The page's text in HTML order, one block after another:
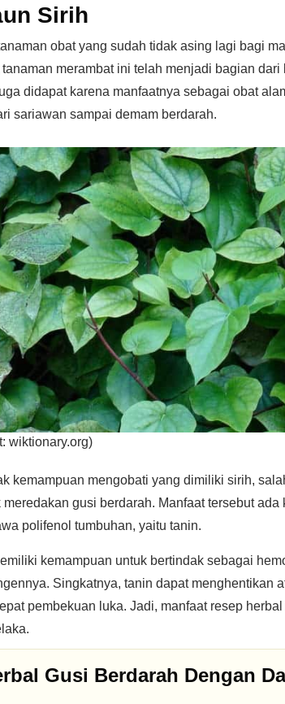
Sirih
obat yang sudah tidak asing lagi bagi
merambat ini telah menjadi bagian
didapat karena manfaatnya sebagai obat
sariawan sampai demam berdarah.
wiktionary.org)
kemampuan mengobati yang dimiliki sirih,
meredakan gusi berdarah. Manfaat tersebut
polifenol tumbuhan, yaitu tanin.
kemampuan untuk bertindak sebagai
Singkatnya, tanin dapat menghentikan
pembekuan luka. Jadi, manfaat resep
Gusi Berdarah Dengan